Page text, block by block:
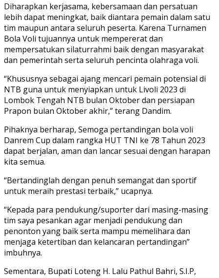
Diharapkan kerjasama, kebersamaan dan persatuan
lebih dapat meningkat, baik diantara pemain dalam satu
tim maupun antara seluruh peserta. Karena Turnamen
Bola Voli tujuannya untuk mempererat dan
mempersatukan silaturrahmi baik dengan masyarakat
dan pemerintah serta seluruh pencinta olahraga voli.
“Khususnya sebagai ajang mencari pemain potensial di
NTB guna untuk menyiapkan untuk Livoli 2023 di
Lombok Tengah NTB bulan Oktober dan persiapan
Prapon bulan Oktober akhir,” terang Dandim.
Pihaknya berharap, Semoga pertandingan bola voli
Danrem Cup dalam rangka HUT TNI ke 78 Tahun 2023
dapat berjalan, aman dan lancar sesuai dengan harapan
kita semua.
“Bertandinglah dengan penuh semangat dan sportif
untuk meraih prestasi terbaik,” ucapnya.
“Kepada para pendukung/suporter dari masing-masing
tim saya pesankan agar menjadi pendukung dan
penonton yang baik serta mampu memelihara dan
menjaga ketertiban dan kelancaran pertandingan”
imbuhnya.
Sementara, Bupati Loteng H. Lalu Pathul Bahri, S.I.P,